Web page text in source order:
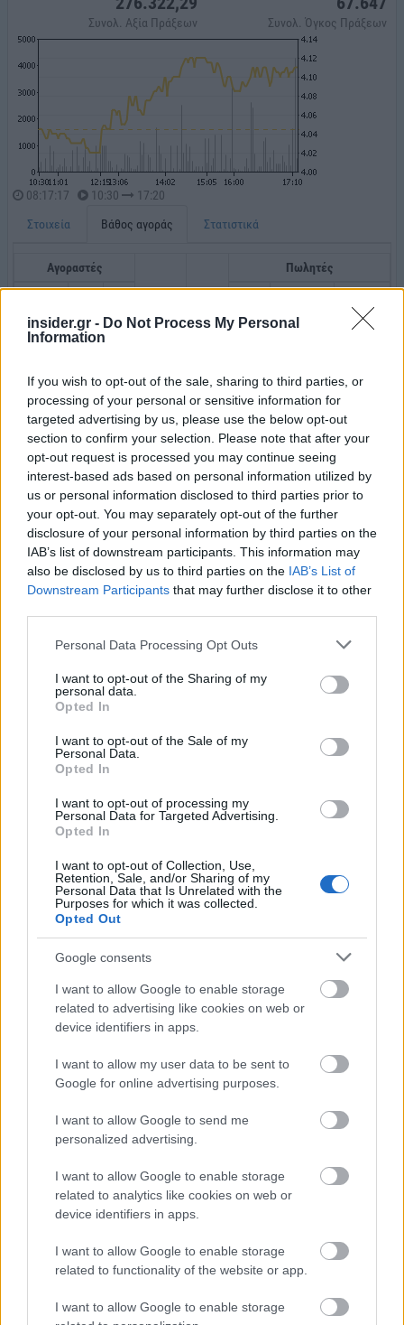
Information
processing of your personal or sensitive information for
targeted advertising by us, please use the below opt-out
section to confirm your selection. Please note that after your
opt-out request is processed you may continue seeing
interest-based ads based on personal information utilized by
us or personal information disclosed to third parties prior to
your opt-out. You may separately opt-out of the further
disclosure of your personal information by third parties on the
IAB’s list of downstream participants. This information may
also be disclosed by us to third parties on theIAB’s List of
Downstream Participantsthat may further disclose it to other
third parties.
Please note that this website/app uses one or more Google
services and may gather and store information including but
grant or deny consent to Google and its third-party tags to
use your data for below specified purposes in below Google
consent section.
personal data.
Opted In
Personal Data.
Opted In
Personal Data for Targeted Advertising.
Opted In
Retention, Sale, and/or Sharing of my
Personal Data that Is Unrelated with the
Purposes for which it was collected.
Opted Out
Google consents
I want to allow Google to enable storage
related to advertising like cookies on web or
device identifiers in apps.
Google for online advertising purposes.
personalized advertising.
related to analytics like cookies on web or
device identifiers in apps.
related to functionality of the website or app.
related to personalization.